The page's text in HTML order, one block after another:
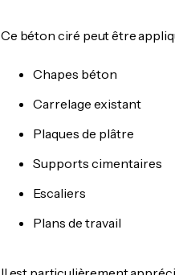
Ce béton ciré peut être
Chapes béton
Carrelage existant
Plaques de plâtre
Supports cimentaires
Escaliers
Plans de travail